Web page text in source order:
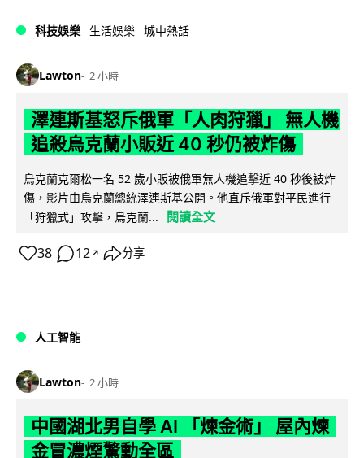
科技娛樂 生活娛樂 城中熱話
Lawton 2 小時
澤連斯基怒斥俄軍「人肉狩獵」 無人機
追殺烏克蘭小販近 40 秒仍被炸傷
烏克蘭克爾松一名 52 歲小販被俄軍無人機追擊近 40 秒後被炸
傷，影片由烏克蘭總統澤連斯基公開。他直斥俄軍對平民進行
「狩獵式」攻擊，烏克蘭...
閱讀全文
38 12 ↗ 分享
人工智能
Lawton 2 小時
中國湖北男自學 AI 「煉金術」 屋內煉
金冒濃煙驚動全區